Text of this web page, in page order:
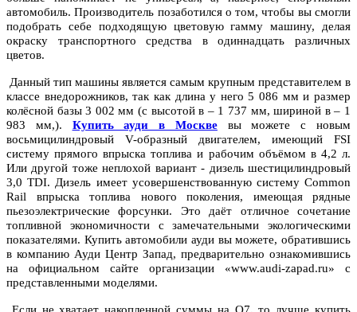
автомобиль. Производитель позаботился о том, чтобы вы смогли
подобрать себе подходящую цветовую гамму машину, делая
окраску транспортного средства в одиннадцать различных
цветов.
Данный тип машины является самым крупным представителем в
классе внедорожников, так как длина у него 5 086 мм и размер
колёсной базы 3 002 мм (с высотой в – 1 737 мм, шириной в – 1
983 мм,). Купить ауди в Москвевы можете с новым
восьмицилиндровый V-образный двигателем, имеющий FSI
систему прямого впрыска топлива и рабочим объёмом в 4,2 л.
Или другой тоже неплохой вариант - дизель шестицилиндровый
3,0 TDI. Дизель имеет усовершенствованную систему Common
Rail впрыска топлива нового поколения, имеющая рядные
пьезоэлектрические форсунки. Это даёт отличное сочетание
топливной экономичности с замечательными экологическими
показателями. Купить автомобили ауди вы можете, обратившись
в компанию Ауди Центр Запад, предварительно ознакомившись
на официальном сайте организации «www.audi-zapad.ru» с
представленными моделями.
Если не хватает накопленной суммы на Q7, то лучше купить